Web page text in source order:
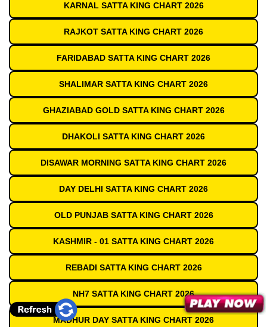
KARNAL SATTA KING CHART 2026
RAJKOT SATTA KING CHART 2026
FARIDABAD SATTA KING CHART 2026
SHALIMAR SATTA KING CHART 2026
GHAZIABAD GOLD SATTA KING CHART 2026
DHAKOLI SATTA KING CHART 2026
DISAWAR MORNING SATTA KING CHART 2026
DAY DELHI SATTA KING CHART 2026
OLD PUNJAB SATTA KING CHART 2026
KASHMIR - 01 SATTA KING CHART 2026
REBADI SATTA KING CHART 2026
NH7 SATTA KING CHART 2026
MADHUR DAY SATTA KING CHART 2026